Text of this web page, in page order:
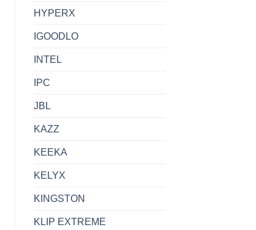
HYPERX
IGOODLO
INTEL
IPC
JBL
KAZZ
KEEKA
KELYX
KINGSTON
KLIP EXTREME